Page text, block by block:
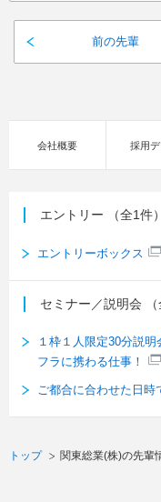
前の先輩
会社概要 採用デ
エントリー （全1件）
エントリーボックス
セミナー／説明会
１枠１人限定30分説
フラに携わる仕事！
ご都合に合わせた日時
トップ 関東総業(株)の先輩